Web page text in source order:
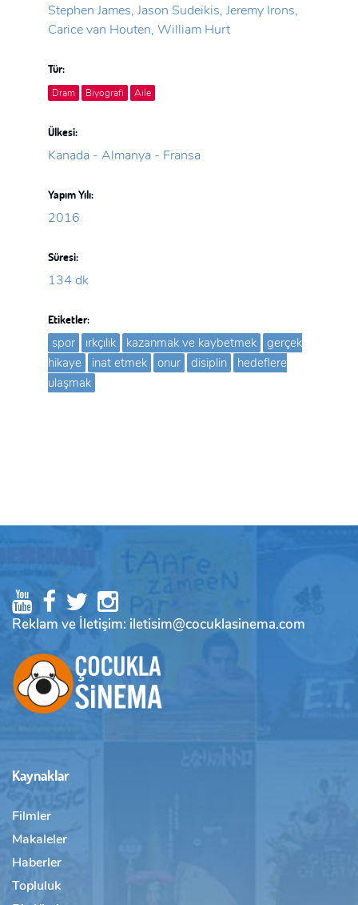
Stephen James, Jason Sudeikis, Jeremy Irons,
Carice van Houten, William Hurt
Tür:
Dram Biyografi Aile
Ülkesi:
Kanada - Almanya - Fransa
Yapım Yılı:
2016
Süresi:
134 dk
Etiketler:
spor ırkçılık kazanmak ve kaybetmek
gerçek
hikaye
inat etmek onur disiplin
hedeflere
ulaşmak
Reklam ve İletişim: iletisim@cocuklasinema.com
Kaynaklar
Filmler
Makaleler
Haberler
Topluluk